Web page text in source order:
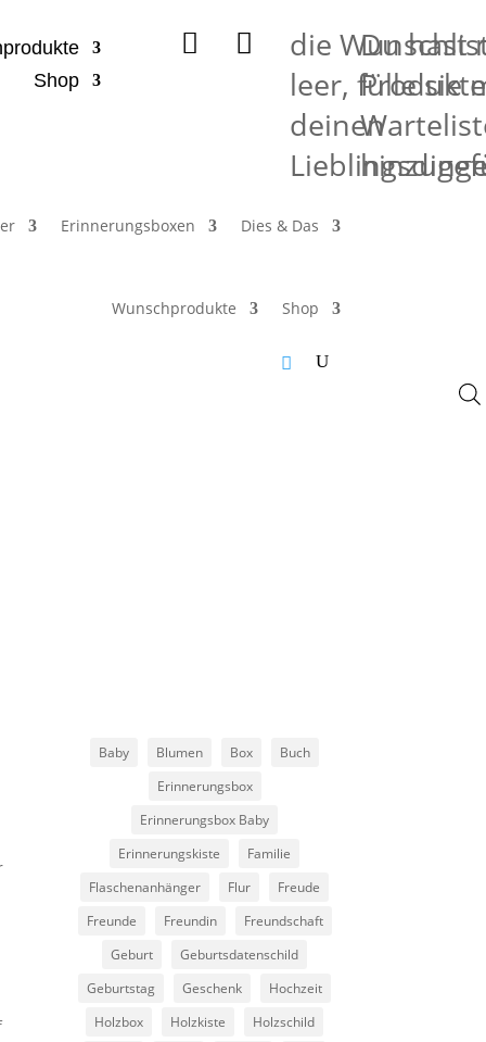
Shop
 
die
leer, fülle sie
deinen
Du hast
Erinnerungsboxen Dies & Das
Wunschprodukte Shop
Baby Blumen Box
Buch
Erinnerungsbox
Erinnerungsbox Baby
Erinnerungskiste
Familie
Flaschenanhänger
Flur
Freude
Freunde
Freundin
Freundschaft
Geburt
Geburtsdatenschild
Geburtstag
Geschenk
Hochzeit
Holzbox
Holzkiste
Holzschild